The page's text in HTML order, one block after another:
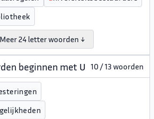
Meer 24 letter woorden ↓
beginnen met U 10 / 13 woorden